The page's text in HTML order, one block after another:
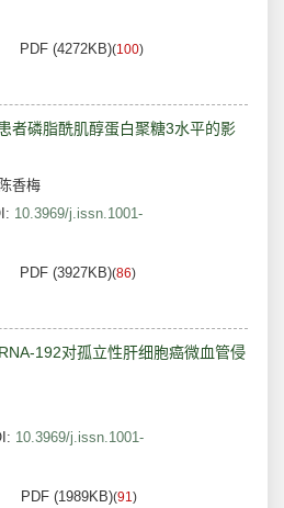
PDF (4272KB)(100)
者磷脂酰肌醇蛋白聚糖3水平的影
陈香梅
10.3969/j.issn.1001-
PDF (3927KB)(86)
192对孤立性肝细胞癌微血管侵
10.3969/j.issn.1001-
PDF (1989KB)(91)